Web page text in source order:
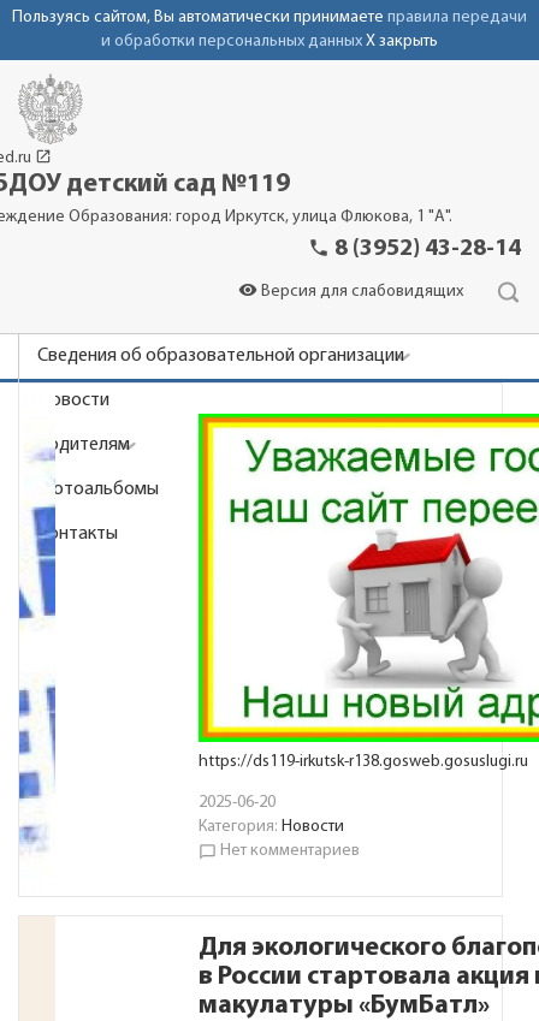
Пользуясь сайтом, Вы автоматически принимаете правила передачи
и обработки персональных данных X закрыть
launch
детский сад №119
Образования: город Иркутск, улица Флюкова, 1 "А".
phone 8 (3952) 43-28-14
visibility Версия для слабовидящих
Сведения об образовательной организации
Новости
Родителям
Фотоальбомы
Контакты
https://ds119-irkutsk-r138.gosweb.gosuslugi.ru
2025-06-20
Категория: Новости
chat_bubble_outline Нет комментариев
Для экологического
в России стартовала акция
макулатуры «БумБатл»